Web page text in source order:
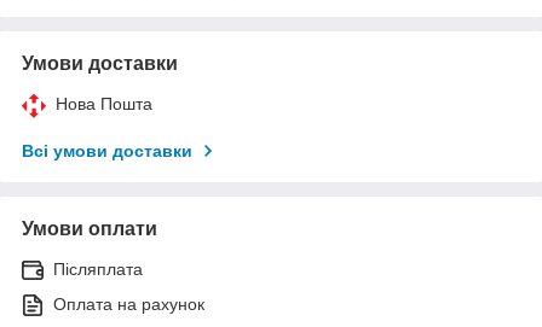
Умови доставки
Нова Пошта
Всі умови доставки
Умови оплати
Післяплата
Оплата на рахунок